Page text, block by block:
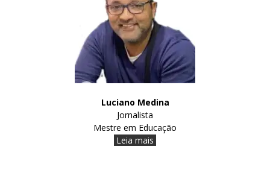
Luciano Medina
Jornalista
Mestre em Educação
Leia mais